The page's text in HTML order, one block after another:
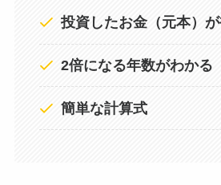
投資したお金（元本）
2倍になる年数がわかる
簡単な計算式